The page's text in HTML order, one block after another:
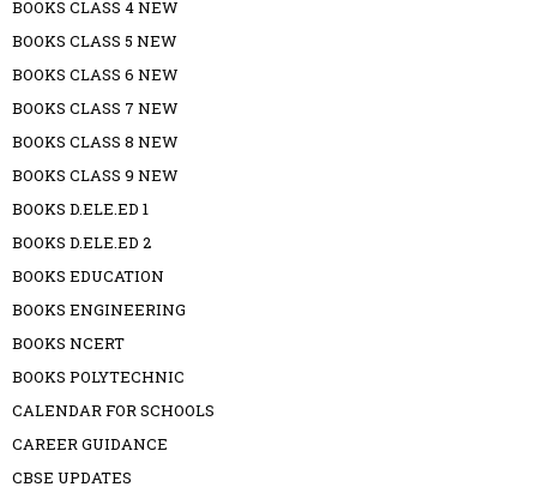
BOOKS CLASS 4 NEW
BOOKS CLASS 5 NEW
BOOKS CLASS 6 NEW
BOOKS CLASS 7 NEW
BOOKS CLASS 8 NEW
BOOKS CLASS 9 NEW
BOOKS D.ELE.ED 1
BOOKS D.ELE.ED 2
BOOKS EDUCATION
BOOKS ENGINEERING
BOOKS NCERT
BOOKS POLYTECHNIC
CALENDAR FOR SCHOOLS
CAREER GUIDANCE
CBSE UPDATES